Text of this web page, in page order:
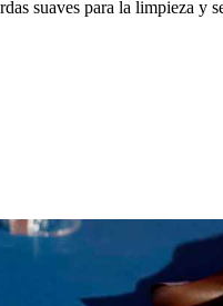
suaves para la limpieza y